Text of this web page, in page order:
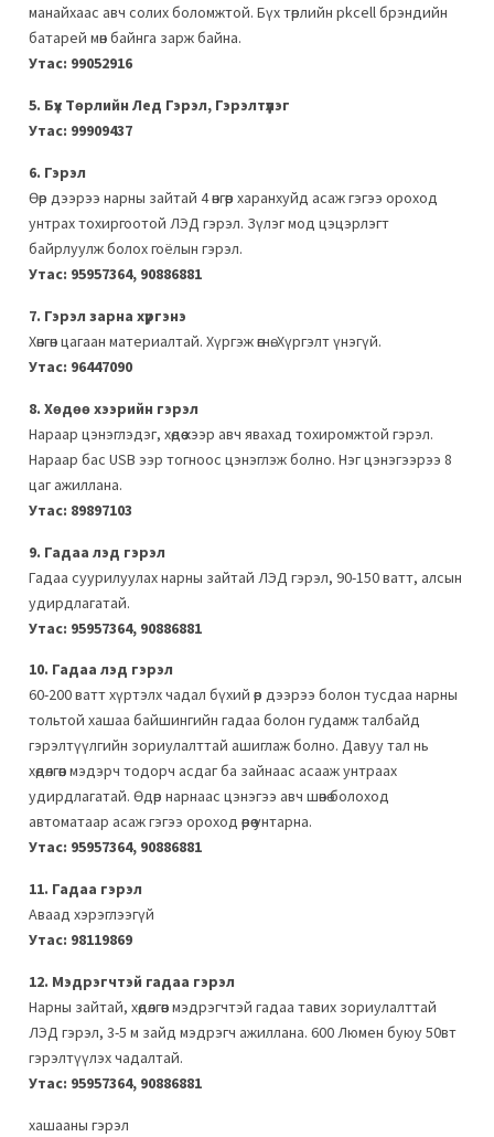
манайхаас авч солих боломжтой. Бүх төрлийн pkcell брэндийн
батарей мөн байнга зарж байна.
Утас: 99052916
5. Бүх Төрлийн Лед Гэрэл, Гэрэлтүүлэг
Утас: 99909437
6. Гэрэл
Өөр дээрээ нарны зайтай 4 өнгөөр харанхуйд асаж гэгээ ороход
унтрах тохиргоотой ЛЭД гэрэл. Зүлэг мод цэцэрлэгт
байрлуулж болох гоёлын гэрэл.
Утас: 95957364, 90886881
7. Гэрэл зарна хүргэнэ
Хөнгөн цагаан материалтай. Хүргэж өгнө. Хүргэлт үнэгүй.
Утас: 96447090
8. Хөдөө хээрийн гэрэл
Нараар цэнэглэдэг, хөдөө хээр авч явахад тохиромжтой гэрэл.
Нараар бас USB ээр тогноос цэнэглэж болно. Нэг цэнэгээрээ 8
цаг ажиллана.
Утас: 89897103
9. Гадаа лэд гэрэл
Гадаа суурилуулах нарны зайтай ЛЭД гэрэл, 90-150 ватт, алсын
удирдлагатай.
Утас: 95957364, 90886881
10. Гадаа лэд гэрэл
60-200 ватт хүртэлх чадал бүхий өөр дээрээ болон тусдаа нарны
тольтой хашаа байшингийн гадаа болон гудамж талбайд
гэрэлтүүлгийн зориулалттай ашиглаж болно. Давуу тал нь
хөдөлгөөн мэдэрч тодорч асдаг ба зайнаас асааж унтраах
удирдлагатай. Өдөр нарнаас цэнэгээ авч шөнө болоход
автоматаар асаж гэгээ ороход өөрөө унтарна.
Утас: 95957364, 90886881
11. Гадаа гэрэл
Аваад хэрэглээгүй
Утас: 98119869
12. Мэдрэгчтэй гадаа гэрэл
Нарны зайтай, хөдөлгөөн мэдрэгчтэй гадаа тавих зориулалттай
ЛЭД гэрэл, 3-5 м зайд мэдрэгч ажиллана. 600 Люмен буюу 50вт
гэрэлтүүлэх чадалтай.
Утас: 95957364, 90886881
хашааны гэрэл